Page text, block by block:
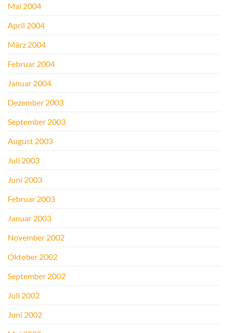
Mai 2004
April 2004
März 2004
Februar 2004
Januar 2004
Dezember 2003
September 2003
August 2003
Juli 2003
Juni 2003
Februar 2003
Januar 2003
November 2002
Oktober 2002
September 2002
Juli 2002
Juni 2002